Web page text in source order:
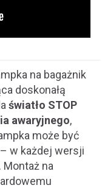
na bagażnik
doskonałą
światło STOP
awaryjnego,
może być
w każdej wersji
na